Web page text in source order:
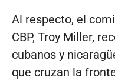
Al respecto, el
CBP, Troy Miller,
cubanos y
que cruzan la